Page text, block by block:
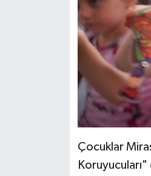
Çocuklar